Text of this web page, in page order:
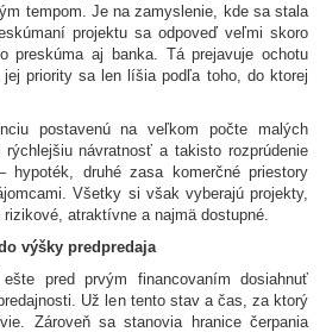
tempom. Je na zamyslenie, kde sa stala
projektu sa odpoveď veľmi skoro
preskúma aj banka. Tá prejavuje ochotu
priority sa len líšia podľa toho, do ktorej
postavenú na veľkom počte malých
rýchlejšiu návratnosť a takisto rozprúdenie
hypoték, druhé zasa komerčné priestory
Všetky si však vyberajú projekty,
atraktívne a najmä dostupné.
výšky predpredaja
pred prvým financovaním dosiahnuť
Už len tento stav a čas, za ktorý
Zároveň sa stanovia hranice čerpania